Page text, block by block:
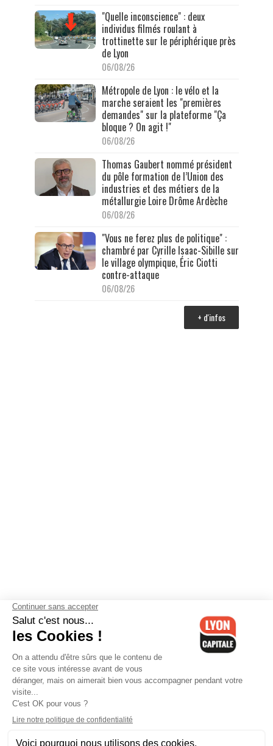
"Quelle inconscience" : deux
individus filmés roulant à
trottinette sur le périphérique près
de Lyon
06/08/26
Métropole de Lyon : le vélo et la
marche seraient les "premières
demandes" sur la plateforme "Ça
bloque ? On agit !"
06/08/26
Thomas Gaubert nommé président
du pôle formation de l’Union des
industries et des métiers de la
métallurgie Loire Drôme Ardèche
06/08/26
"Vous ne ferez plus de politique" :
chambré par Cyrille Isaac-Sibille sur
le village olympique, Éric Ciotti
contre-attaque
06/08/26
+ d'infos